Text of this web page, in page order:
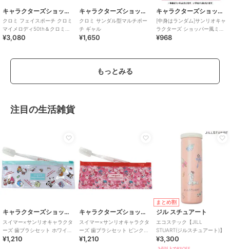
キャラクターズショップ ラフラフ
クロミ フェイスポーチ クロミ
マイメロディ50th＆クロミ
20th
¥3,080
キャラクターズショップ ラフラフ
クロミ サンダル型マルチポー
チ ギャル
¥1,650
キャラクターズショップ ラフラフ
[中身はランダム]サンリオキャ
ラクターズ ショッパー風ミニ
巾着
¥968
もっとみる
注目の生活雑貨
キャラクターズショップ ラフラフ
スイマー×サンリオキャラクタ
ーズ 歯ブラシセット ホワイト
SWIMMER×SANRIO
¥1,210
キャラクターズショップ ラフラフ
スイマー×サンリオキャラクタ
ーズ 歯ブラシセット ピンク
SWIMMER×SANRIO
¥1,210
まとめ割
ジル スチュアート
エコステック【JILL
STUART(ジルスチュアート)】
¥3,300